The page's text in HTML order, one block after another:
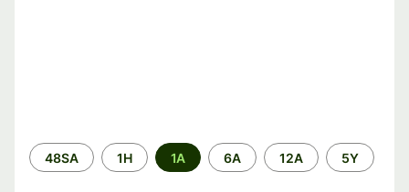
Zaman
aralığı
48SA 1H 1A 6A 12A 5Y